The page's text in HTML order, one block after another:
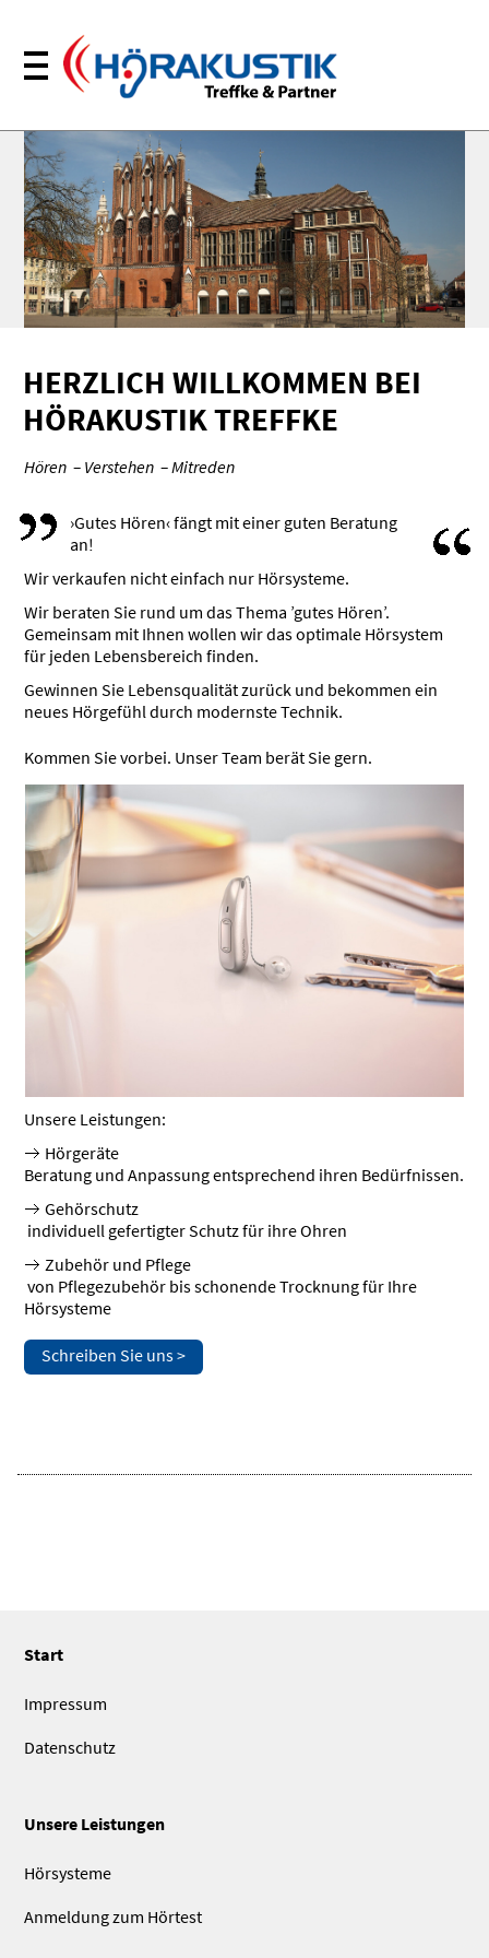
HERZLICH WILLKOMMEN BEI
HÖRAKUSTIK TREFFKE
Hören – Verstehen – Mitreden
›Gutes Hören‹ fängt mit einer guten Beratung
an!
Wir verkaufen nicht einfach nur Hörsysteme.
Wir beraten Sie rund um das Thema ’gutes Hören’.
Gemeinsam mit Ihnen wollen wir das optimale Hörsystem
für jeden Lebensbereich finden.
Gewinnen Sie Lebensqualität zurück und bekommen ein
neues Hörgefühl durch modernste Technik.
Kommen Sie vorbei. Unser Team berät Sie gern.
Unsere Leistungen:
Hörgeräte
​Beratung und Anpassung entsprechend ihren Bedürfnissen.
Gehörschutz
​ individuell gefertigter Schutz für ihre Ohren
Zubehör und Pflege
​ von Pflegezubehör bis schonende Trocknung für Ihre
Hörsysteme
Schreiben Sie uns >
Start
Impressum
Datenschutz
Unsere Leistungen
Hörsysteme
Anmeldung zum Hörtest